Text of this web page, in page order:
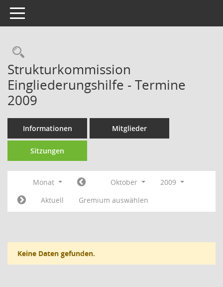
Toggle navigation
Strukturkommission
Eingliederungshilfe - Termine
2009
Informationen Mitglieder
Sitzungen
Monat Oktober
2009
Aktuell
Gremium auswählen
Keine Daten gefunden.